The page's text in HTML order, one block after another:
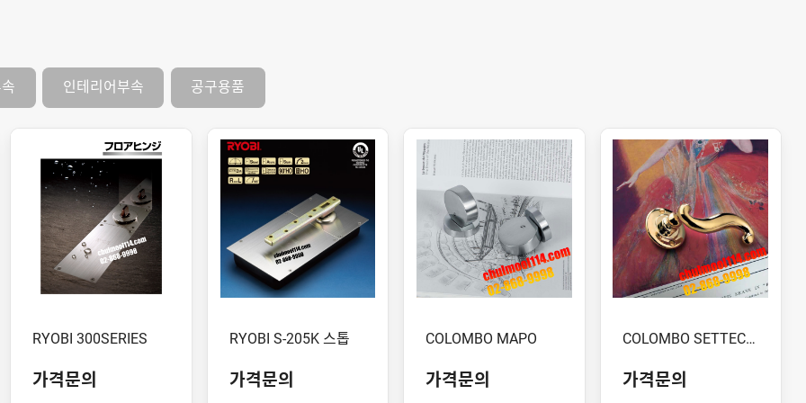
인테리어부속 공구용품
RYOBI 300SERIES
가격문의
RYOBI S-205K 스톱
가격문의
COLOMBO MAPO
가격문의
COLOMBO SETTECENTO
가격문의